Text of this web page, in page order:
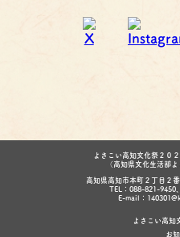
よさこい高知文化祭２０
（高知県文化生活部
高知県高知市本町２丁目２
TEL：088-821-9450
E-mail：
よさこい高知
お